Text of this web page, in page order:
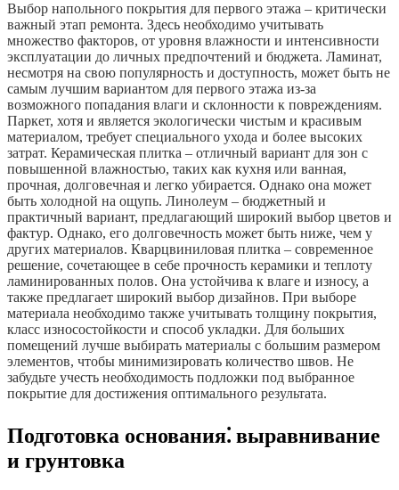
Выбор напольного покрытия для первого этажа – критически
важный этап ремонта. Здесь необходимо учитывать
множество факторов, от уровня влажности и интенсивности
эксплуатации до личных предпочтений и бюджета. Ламинат,
несмотря на свою популярность и доступность, может быть не
самым лучшим вариантом для первого этажа из-за
возможного попадания влаги и склонности к повреждениям.
Паркет, хотя и является экологически чистым и красивым
материалом, требует специального ухода и более высоких
затрат. Керамическая плитка – отличный вариант для зон с
повышенной влажностью, таких как кухня или ванная,
прочная, долговечная и легко убирается. Однако она может
быть холодной на ощупь. Линолеум – бюджетный и
практичный вариант, предлагающий широкий выбор цветов и
фактур. Однако, его долговечность может быть ниже, чем у
других материалов. Кварцвиниловая плитка – современное
решение, сочетающее в себе прочность керамики и теплоту
ламинированных полов. Она устойчива к влаге и износу, а
также предлагает широкий выбор дизайнов. При выборе
материала необходимо также учитывать толщину покрытия,
класс износостойкости и способ укладки. Для больших
помещений лучше выбирать материалы с большим размером
элементов, чтобы минимизировать количество швов. Не
забудьте учесть необходимость подложки под выбранное
покрытие для достижения оптимального результата.
Подготовка основания⁚ выравнивание
и грунтовка